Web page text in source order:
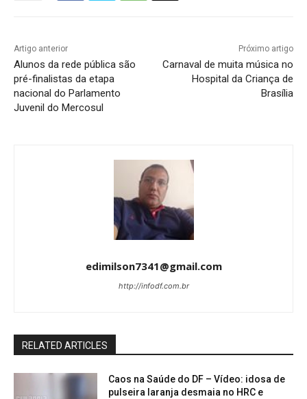
Artigo anterior
Alunos da rede pública são
pré-finalistas da etapa
nacional do Parlamento
Juvenil do Mercosul
Próximo artigo
Carnaval de muita música no
Hospital da Criança de
Brasília
edimilson7341@gmail.com
http://infodf.com.br
RELATED ARTICLES
Caos na Saúde do DF – Vídeo: idosa de
pulseira laranja desmaia no HRC e